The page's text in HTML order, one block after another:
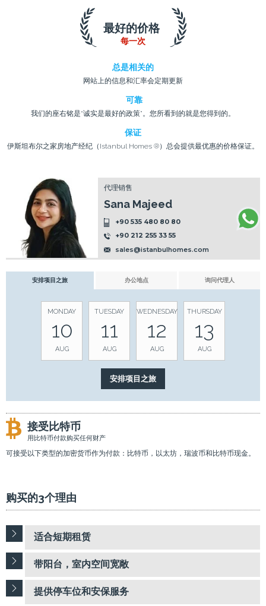
每一次
最好的价格
总是相关的
网站上的信息和汇率会定期更新
可靠
我们的座右铭是“诚实是最好的政策”。您所看到的就是您得到的。
保证
伊斯坦布尔之家房地产经纪（Istanbul Homes ®）总会提供最优惠的价格保证。
代理销售
Sana Majeed
+90 535 480 80 80
+90 212 255 33 55
sales@istanbulhomes.com
安排项目之旅 办公地点 询问代理人
MONDAY
10
AUG
TUESDAY
11
AUG
WEDNESDAY
12
AUG
THURSDAY
13
AUG
接受比特币
用比特币付款购买任何财产
可接受以下类型的加密货币作为付款：比特币，以太坊，瑞波币和比特币现金。
购买的3个理由
适合短期租赁
带阳台，室内空间宽敞
提供停车位和安保服务